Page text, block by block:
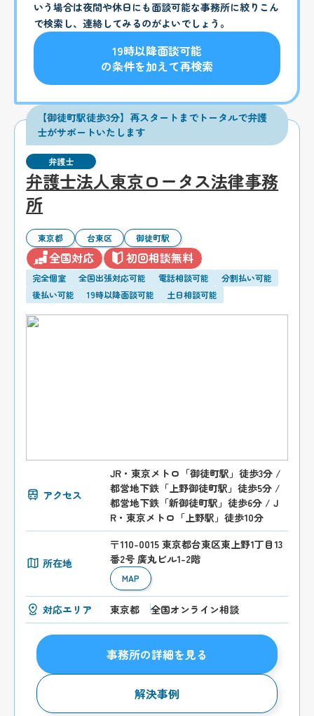
いう場合は夜間や休日にも面談可能な事務所に絞りこん
で検索し、連絡してみるのがよいでしょう。
19時以降面談可能
の条件を加えて再検索
【御徒町駅徒歩3分】再スタートまでトータルで弁護
士がサポートいたします
弁護士
弁護士法人東京ロータス法律事務
所
東京都 台東区 御徒町駅
全国対応 初回相談無料
完全個室 全国出張対応可能 電話相談可能
分割払い可能
後払い可能
19時以降面談可能 土日相談可能
アクセス
JR・東京メトロ「御徒町駅」徒歩3分 /
都営地下鉄「上野御徒町駅」徒歩5分 /
都営地下鉄「新御徒町駅」徒歩6分 / J
R・東京メトロ「上野駅」徒歩10分
所在地
〒110-0015 東京都台東区東上野1丁目13
番2号 廣丸ビル1-2階
MAP
対応エリア 東京都 全国オンライン相談
事務所の詳細を見る
解決事例